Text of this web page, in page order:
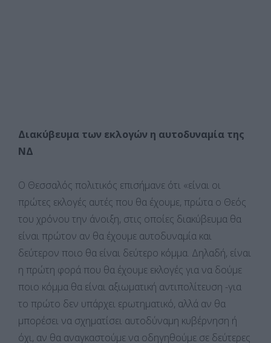
Διακύβευμα των εκλογών η αυτοδυναμία της
ΝΔ
Ο Θεσσαλός πολιτικός επισήμανε ότι «είναι οι
πρώτες εκλογές αυτές που θα έχουμε, πρώτα ο Θεός
του χρόνου την άνοιξη, στις οποίες διακύβευμα θα
είναι πρώτον αν θα έχουμε αυτοδυναμία και
δεύτερον ποιο θα είναι δεύτερο κόμμα. Δηλαδή, είναι
η πρώτη φορά που θα έχουμε εκλογές για να δούμε
ποιο κόμμα θα είναι αξιωματική αντιπολίτευση -για
το πρώτο δεν υπάρχει ερωτηματικό, αλλά αν θα
μπορέσει να σχηματίσει αυτοδύναμη κυβέρνηση ή
όχι, αν θα αναγκαστούμε να οδηγηθούμε σε δεύτερες